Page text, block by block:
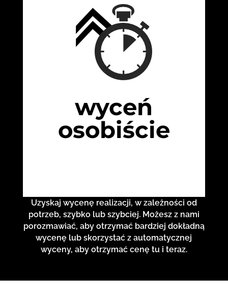
wyceń
osobiście
Uzyskaj wycenę realizacji, w zależności od
potrzeb, szybko lub szybciej. Możesz z nami
porozmawiać, aby otrzymać bardziej dokładną
wycenę lub skorzystać z automatycznej
wyceny, aby otrzymać cenę tu i teraz.